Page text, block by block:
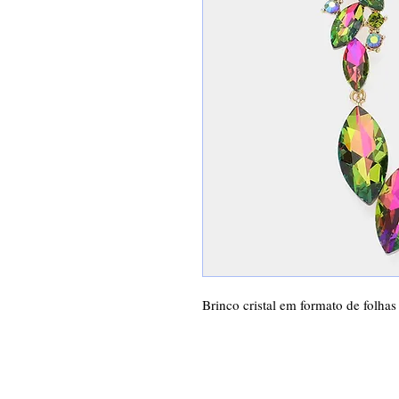
Brinco cristal em formato de folhas